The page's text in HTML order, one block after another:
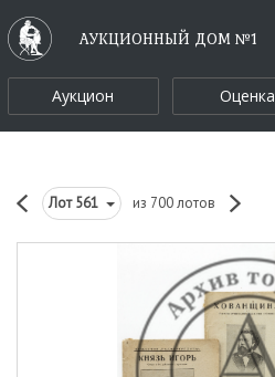
АУКЦИОННЫЙ ДОМ №1
Аукцион Оценка
Лот561 из 700 лотов